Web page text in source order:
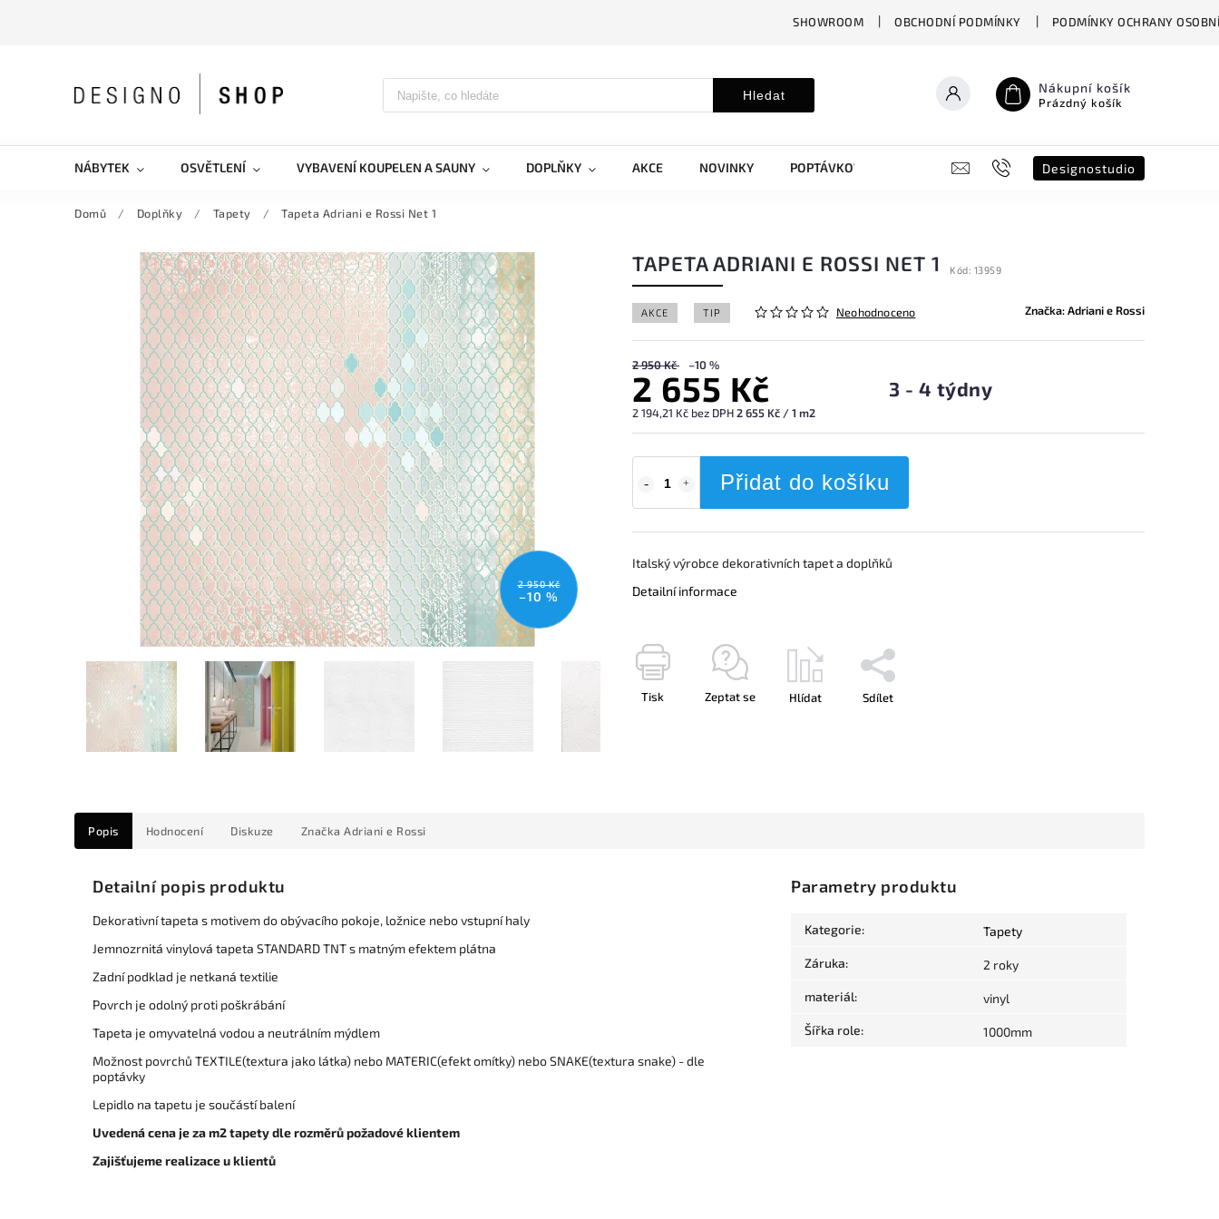
SHOWROOM OBCHODNÍ PODMÍNKY PODMÍNKY OCHRANY
Hledat Nákupní košík
Prázdný košík
NÁBYTEK OSVĚTLENÍ VYBAVENÍ KOUPELEN A SAUNY DOPLŇKY AKCE NOVINKY POPTÁVKOVÝ FORMULÁŘ B2B SHOWROOM
Designostudio
Domů / Doplňky / Tapety / Tapeta Adriani e Rossi Net 1
2 950 Kč
–10 %
TAPETA ADRIANI E ROSSI NET 1 Kód: 13959
AKCE TIP Neohodnoceno Značka:Adriani e Rossi
2 950 Kč –10 %
2 655 Kč
2 194,21 Kč bez DPH2 655 Kč / 1 m2
3 - 4 týdny
Přidat do košíku
Italský výrobce dekorativních tapet a doplňků
Detailní informace
Tisk Zeptat se Hlídat Sdílet
Popis Hodnocení Diskuze Značka Adriani e Rossi
Detailní popis produktu
Dekorativní tapeta s motivem do obývacího pokoje, ložnice nebo vstupní haly
Jemnozrnitá vinylová tapeta STANDARD TNT s matným efektem plátna
Zadní podklad je netkaná textilie
Povrch je odolný proti poškrábání
Tapeta je omyvatelná vodou a neutrálním mýdlem
Možnost povrchů TEXTILE(textura jako látka) nebo MATERIC(efekt omítky) nebo SNAKE(textura snake) - dle
poptávky
Lepidlo na tapetu je součástí balení
Uvedená cena je za m2 tapety dle rozměrů požadové klientem
Zajišťujeme realizace u klientů
Parametry produktu
Kategorie: Tapety
Záruka: 2 roky
materiál: vinyl
Šířka role: 1000mm